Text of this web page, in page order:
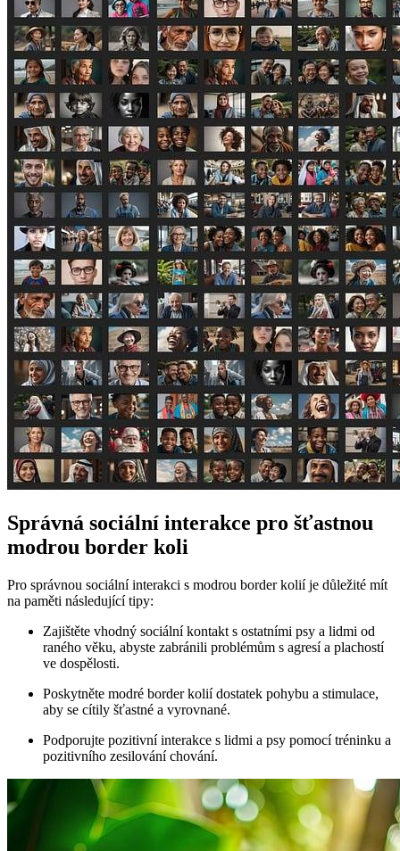
Správná sociální interakce pro šťastnou
modrou border koli
Pro správnou sociální interakci s modrou border kolií je důležité mít
na paměti následující tipy:
Zajištěte vhodný sociální kontakt s ostatními psy a lidmi od
raného věku, abyste zabránili problémům s agresí a plachostí
ve dospělosti.
Poskytněte modré border kolií dostatek pohybu a stimulace,
aby se cítily šťastné a vyrovnané.
Podporujte pozitivní interakce s lidmi a psy pomocí tréninku a
pozitivního zesilování chování.